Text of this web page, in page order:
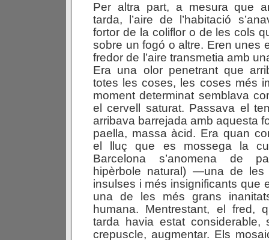
Per altra part, a mesura que
tarda, l’aire de l’habitació
fortor de la coliflor o de les cols
sobre un fogó o altre. Eren unes
fredor de l’aire transmetia amb
Era una olor penetrant que
totes les coses, les coses més
moment determinat semblava
el cervell saturat. Passava el
arribava barrejada amb aquesta
paella, massa àcid. Era quan
el lluç que es mossega la
Barcelona s’anomena de
hipèrbole natural) —una de les
insulses i més insignificants que
una de les més grans
humana. Mentrestant, el fred,
tarda havia estat considerable,
crepuscle, augmentar. Els